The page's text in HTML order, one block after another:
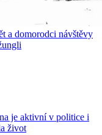
a domorodci návštěvy
je aktivní v politice i
život